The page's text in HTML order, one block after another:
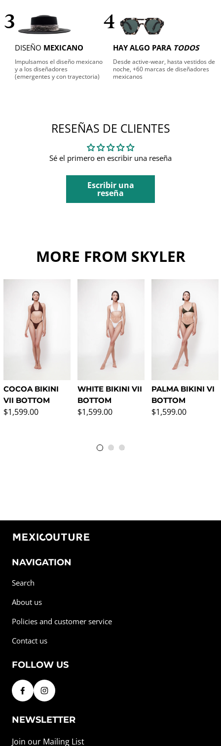
3
DISEÑO MEXICANO
Impulsamos el diseño mexicano
y a los diseñadores
(emergentes y con trayectoria)
4
HAY ALGO PARA TODOS
Desde active-wear, hasta vestidos de
noche, +60 marcas de diseñadores
mexicanos
RESEÑAS DE CLIENTES
Sé el primero en escribir una reseña
Escribir una
reseña
MORE FROM SKYLER
COCOA BIKINI
VII BOTTOM
Regular price
$1,599.00
WHITE BIKINI VII
BOTTOM
Regular price
$1,599.00
PALMA BIKINI VI
BOTTOM
Regular price
$1,599.00
NAVIGATION
Search
About us
Policies and customer service
Contact us
FOLLOW US
NEWSLETTER
Join our Mailing List